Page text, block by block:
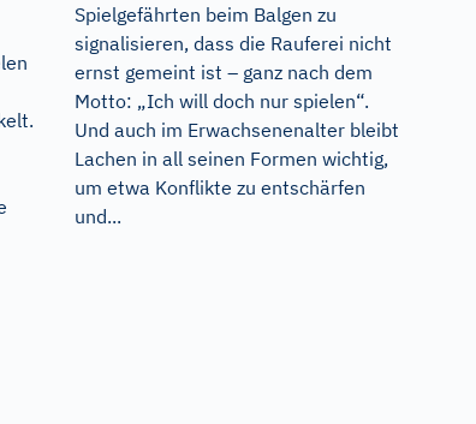
Spielgefährten beim Balgen zu
signalisieren, dass die Rauferei nicht
ernst gemeint ist – ganz nach dem
Motto: „Ich will doch nur spielen“.
Und auch im Erwachsenenalter bleibt
Lachen in all seinen Formen wichtig,
um etwa Konflikte zu entschärfen
und...